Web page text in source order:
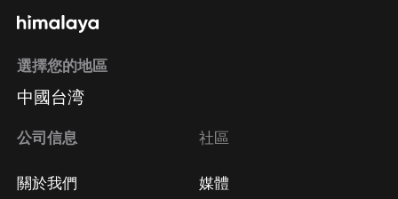
選擇您的地區
中國台湾
公司信息
關於我們
社區
媒體